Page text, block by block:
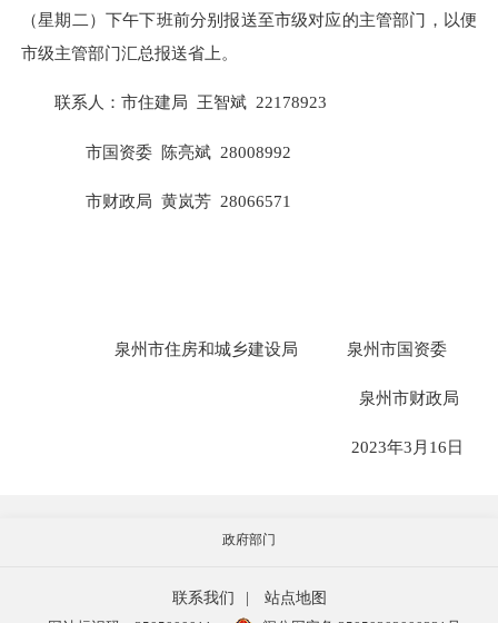
（星期二）下午下班前分别报送至市级对应的主管部门，以便
市级主管部门汇总报送省上。
联系人：市住建局 王智斌 22178923
市国资委 陈亮斌 28008992
市财政局 黄岚芳 28066571
泉州市住房和城乡建设局 泉州市国资委
泉州市财政局
2023年3月16日
政府部门
联系我们
站点地图